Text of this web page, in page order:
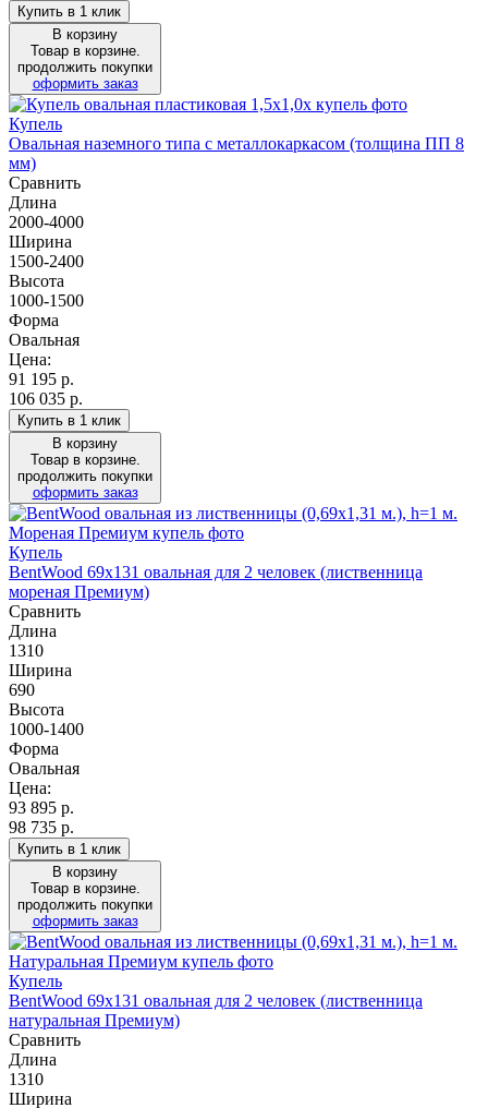
Купить в 1 клик
В корзину
Товар в корзине.
продолжить покупки
оформить заказ
Купель
Овальная наземного типа с металлокаркасом (толщина ПП 8
мм)
Сравнить
Длина
2000-4000
Ширина
1500-2400
Высота
1000-1500
Форма
Овальная
Цена:
91 195 р.
106 035 р.
Купить в 1 клик
В корзину
Товар в корзине.
продолжить покупки
оформить заказ
Купель
BentWood 69х131 овальная для 2 человек (лиственница
мореная Премиум)
Сравнить
Длина
1310
Ширина
690
Высота
1000-1400
Форма
Овальная
Цена:
93 895 р.
98 735 р.
Купить в 1 клик
В корзину
Товар в корзине.
продолжить покупки
оформить заказ
Купель
BentWood 69х131 овальная для 2 человек (лиственница
натуральная Премиум)
Сравнить
Длина
1310
Ширина